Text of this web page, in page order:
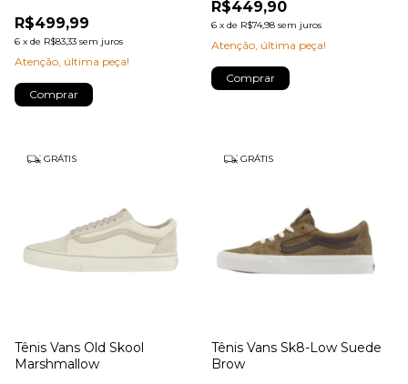
R$499,99
6 x de R$83,33 sem juros
Atenção, última peça!
Comprar
R$449,90
6 x de R$74,98 sem juros
Atenção, última peça!
Comprar
GRÁTIS
Tênis Vans Old Skool
Marshmallow
GRÁTIS
Tênis Vans Sk8-Low Suede
Brow